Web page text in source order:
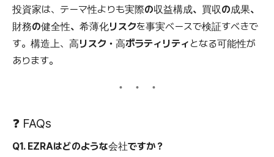
投資家は、テーマ性よりも実際の収益構成、買収の成果、
財務の健全性、希薄化リスクを事実ベースで検証すべきで
す。構造上、 高リスク・高ボラティリティ となる可能性が
あります。
❓ FAQs
Q1. EZRAはどのような会社ですか？